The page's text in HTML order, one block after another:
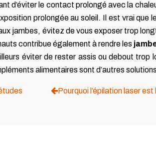
d’éviter le contact prolongé avec la
prolongée au soleil. Il est vrai que
jambes, évitez de vous exposer trop
contribue également à rendre les
éviter de rester assis ou debout trop
alimentaires sont d’autres
Pourquoi l’épilation laser